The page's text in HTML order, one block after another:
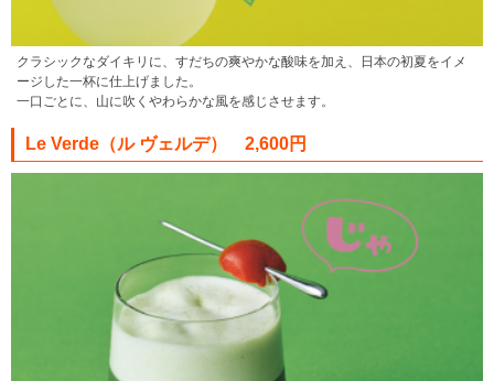
クラシックなダイキリに、すだちの爽やかな酸味を加え、日本の初夏をイメ
ージした一杯に仕上げました。
一口ごとに、山に吹くやわらかな風を感じさせます。
Le Verde（ル ヴェルデ） 2,600円